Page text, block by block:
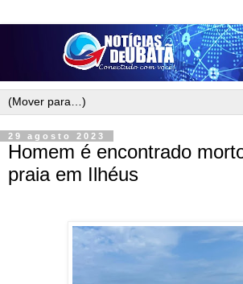
29 agosto 2023
Homem é encontrado
praia em Ilhéus